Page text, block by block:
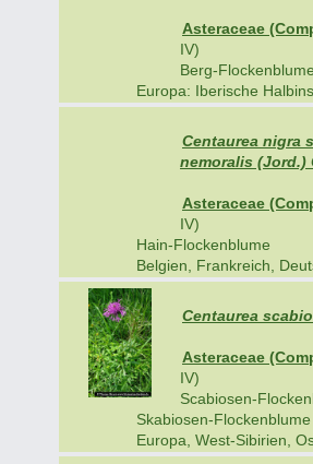
Asteraceae
IV)
Berg-Flockenblume
Europa: Iberische
Centaurea nigra
nemoralis (Jord.)
Asteraceae
IV)
Hain-Flockenblume
Belgien, Frankreich,
Centaurea
Asteraceae
IV)
Scabiosen-
Skabiosen-Flockenblume
Europa, West-Sibirien,